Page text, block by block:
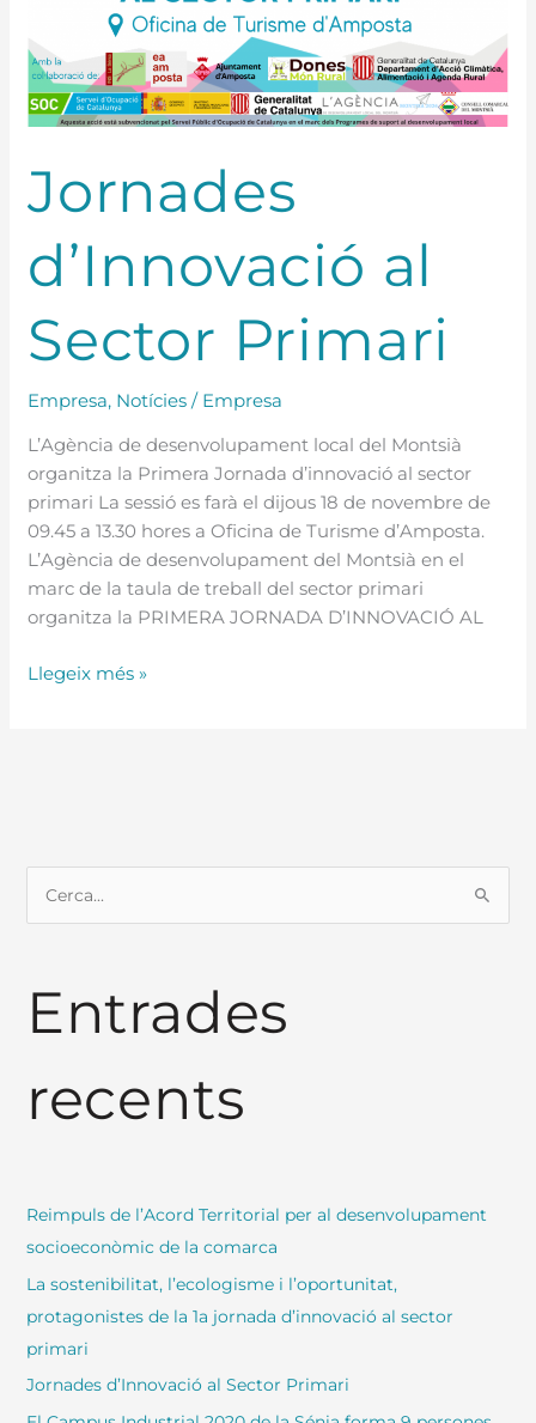
Jornades
d’Innovació al
Sector Primari
Empresa, Notícies / Empresa
L’Agència de desenvolupament local del Montsià
organitza la Primera Jornada d’innovació al sector
primari La sessió es farà el dijous 18 de novembre de
09.45 a 13.30 hores a Oficina de Turisme d’Amposta.
L’Agència de desenvolupament del Montsià en el
marc de la taula de treball del sector primari
organitza la PRIMERA JORNADA D’INNOVACIÓ AL
Llegeix més »
c
aEntrades
recents
Reimpuls de l’Acord Territorial per al desenvolupament
socioeconòmic de la comarca
La sostenibilitat, l’ecologisme i l’oportunitat,
protagonistes de la 1a jornada d’innovació al sector
primari
Jornades d’Innovació al Sector Primari